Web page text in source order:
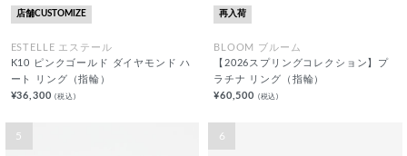
店舗CUSTOMIZE
ESTELLE エステール
K10 ピンクゴールド ダイヤモンド ハ
ート リング（指輪）
¥36,300(税込)
再入荷
BLOOM ブルーム
【2026スプリングコレクション】プ
ラチナ リング（指輪）
¥60,500 (税込)
5 6